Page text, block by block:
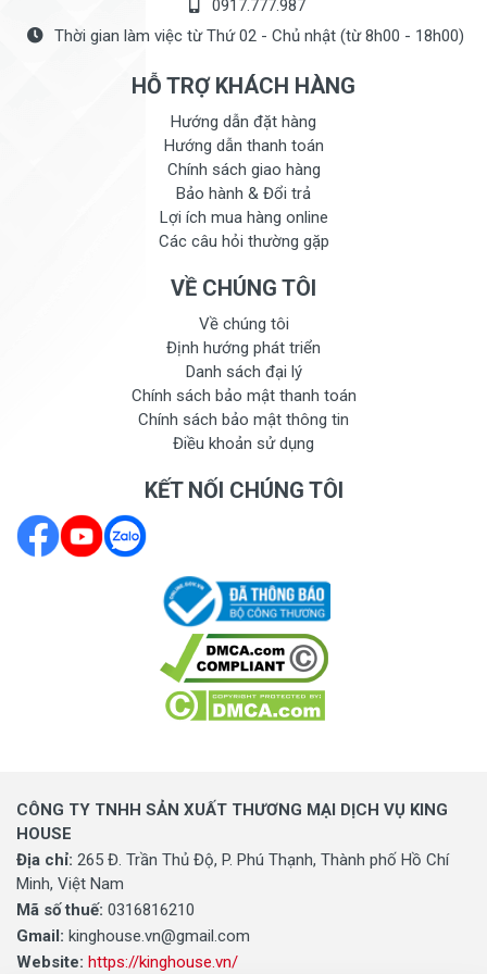
0917.777.987
Thời gian làm việc từ Thứ 02 - Chủ nhật (từ 8h00 - 18h00)
HỖ TRỢ KHÁCH HÀNG
Hướng dẫn đặt hàng
Hướng dẫn thanh toán
Chính sách giao hàng
Bảo hành & Đổi trả
Lợi ích mua hàng online
Các câu hỏi thường gặp
VỀ CHÚNG TÔI
Về chúng tôi
Định hướng phát triển
Danh sách đại lý
Chính sách bảo mật thanh toán
Chính sách bảo mật thông tin
Điều khoản sử dụng
KẾT NỐI CHÚNG TÔI
CÔNG TY TNHH SẢN XUẤT THƯƠNG MẠI DỊCH VỤ KING
HOUSE
Địa chỉ: 265 Đ. Trần Thủ Độ, P. Phú Thạnh, Thành phố Hồ Chí
Minh, Việt Nam
Mã số thuế: 0316816210
Gmail: kinghouse.vn@gmail.com
Website: https://kinghouse.vn/